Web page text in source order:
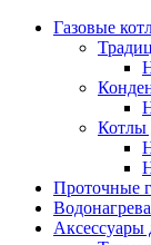
Газовые
Котлы
Проточные
Аксессуары